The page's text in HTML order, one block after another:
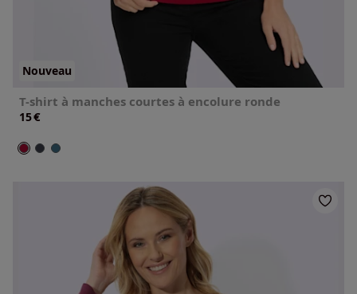
Nouveau
T-shirt à manches courtes à encolure ronde
15€